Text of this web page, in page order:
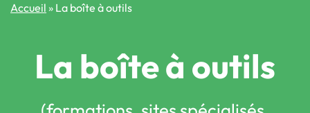
Accueil » La boîte à outils
La boîte à outils